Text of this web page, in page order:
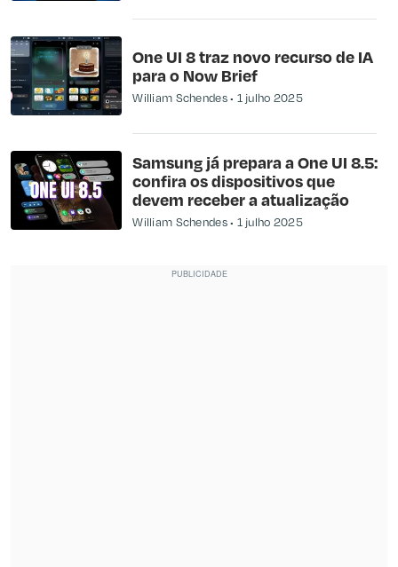
One UI 8 traz novo recurso de IA
para o Now Brief
William Schendes 1 julho 2025
Samsung já prepara a One UI 8.5:
confira os dispositivos que
devem receber a atualização
William Schendes 1 julho 2025